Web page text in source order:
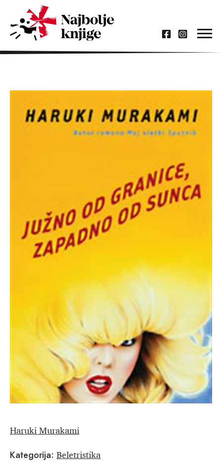
Haruki Murakami
Kategorija: Beletristika